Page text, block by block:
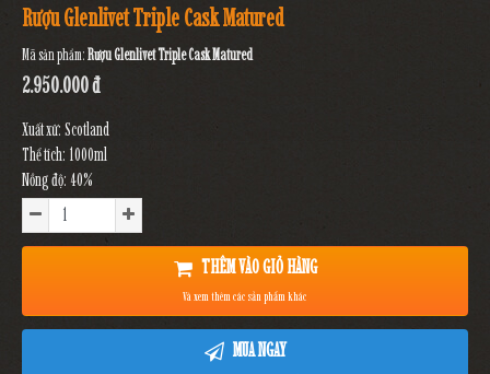
Rượu Glenlivet Triple Cask Matured
Mã sản phẩm:Rượu Glenlivet Triple Cask Matured
2.950.000 đ
Xuất xứ: Scotland
Thể tích: 1000ml
Nồng độ: 40%
THÊM VÀO GIỎ HÀNG
Và xem thêm các sản phẩm khác
MUA NGAY